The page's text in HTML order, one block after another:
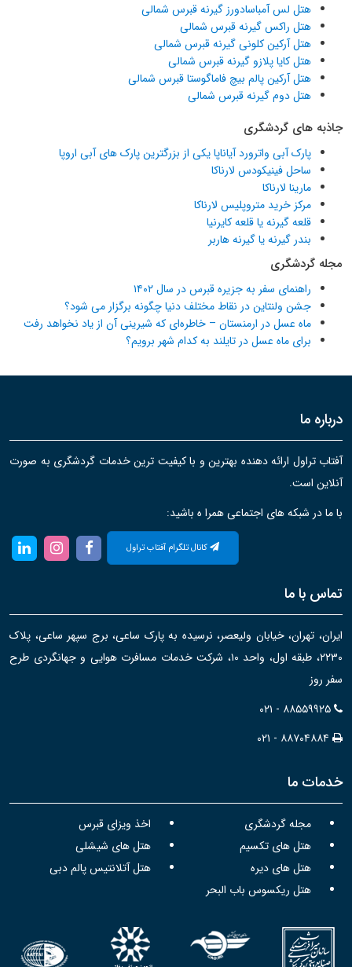
هتل لس آمباسادورز گیرنه قبرس شمالی
هتل راکس گیرنه قبرس شمالی
هتل آرکین کلونی گیرنه قبرس شمالی
هتل کایا پلازو گیرنه قبرس شمالی
هتل آرکین پالم بیچ فاماگوستا قبرس شمالی
هتل دوم گیرنه قبرس شمالی
جاذبه های گردشگری
پارک آبی واترورد آیاناپا یکی از بزرگترین پارک های آبی اروپا
ساحل فینیکودس لارناکا
مارینا لارناکا
مرکز خرید متروپلیس لارناکا
قلعه گیرنه یا قلعه کایرنیا
بندر گیرنه یا گیرنه هاربر
مجله گردشگری
راهنمای سفر به جزیره قبرس در سال ۱۴۰۲
جشن ولنتاین در نقاط مختلف دنیا چگونه برگزار می شود؟
ماه عسل در ارمنستان – خاطره‌ای که شیرینی آن از یاد نخواهد رفت
برای ماه عسل در تایلند به کدام شهر برویم؟
درباره ما
آفتاب تراول ارائه دهنده بهترین و با کیفیت ترین خدمات گردشگری به صورت
آنلاین است.
با ما در شبکه های اجتماعی همرا ه باشید:
کانال تلگرام آفتاب تراول
تماس با ما
ایران، تهران، خیابان ولیعصر، نرسیده به پارک ساعی، برج سپهر ساعی، پلاک
۲۲۳۰، طبقه اول، واحد ۱۰، شرکت خدمات مسافرت هوایی و جهانگردی طرح
سفر روز
۰۲۱ - ۸۸۵۵۹۹۲۵
۰۲۱ - ۸۸۷۰۴۸۸۴
خدمات ما
مجله گردشگری
اخذ ویزای قبرس
هتل های تکسیم
هتل های شیشلی
هتل های دیره
هتل آتلانتیس پالم دبی
هتل ریکسوس باب البحر